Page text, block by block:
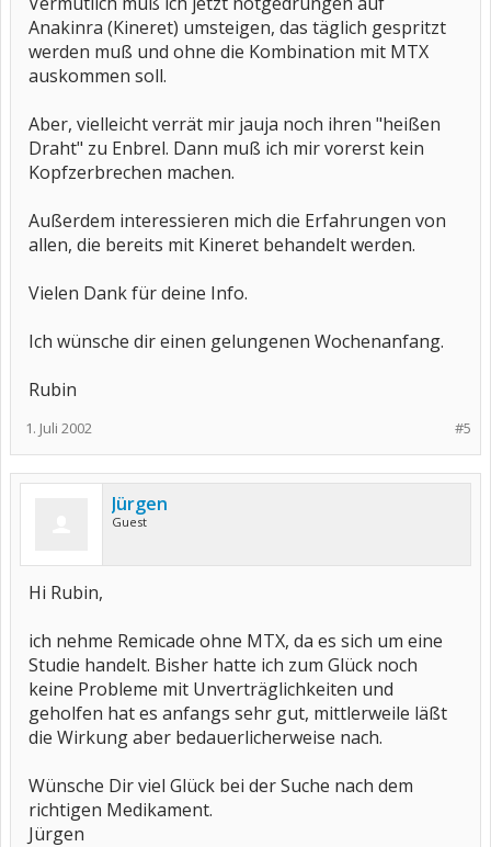
Anakinra (Kineret) umsteigen, das täglich gespritzt
werden muß und ohne die Kombination mit MTX
auskommen soll.
Aber, vielleicht verrät mir jauja noch ihren "heißen
Draht" zu Enbrel. Dann muß ich mir vorerst kein
Kopfzerbrechen machen.
Außerdem interessieren mich die Erfahrungen von
allen, die bereits mit Kineret behandelt werden.
Vielen Dank für deine Info.
Ich wünsche dir einen gelungenen Wochenanfang.
Rubin
#5
1. Juli 2002
Jürgen
Guest
Hi Rubin,
ich nehme Remicade ohne MTX, da es sich um eine
Studie handelt. Bisher hatte ich zum Glück noch
keine Probleme mit Unverträglichkeiten und
geholfen hat es anfangs sehr gut, mittlerweile läßt
die Wirkung aber bedauerlicherweise nach.
Wünsche Dir viel Glück bei der Suche nach dem
richtigen Medikament.
Jürgen